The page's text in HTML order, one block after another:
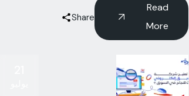
Read
More
Share